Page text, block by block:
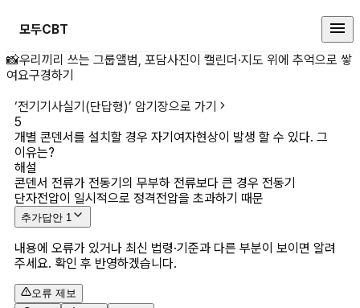
모두CBT
개별 콘덴서를 설치할 경우 자기여
📸우리끼리 쓰는 그룹앨범, 포담사진이 캘린더·지도 위에 추억으로 쌓
여요구경하기
‘전기기사실기(단답형)’ 암기장으로 가기
5
개별 콘덴서를 설치할 경우 자기여자현상이 발생 할 수 있다. 그
이유는?
해설
콘덴서 전류가 전동기의 무부하 전류보다 큰 경우 전동기
단자전압이 일시적으로 정격전압을 초과하기 때문
추가답안 1
내용에 오류가 있거나 최신 법령·기준과 다른 부분이 보이면 알려
주세요. 확인 후 반영하겠습니다.
오류 제보